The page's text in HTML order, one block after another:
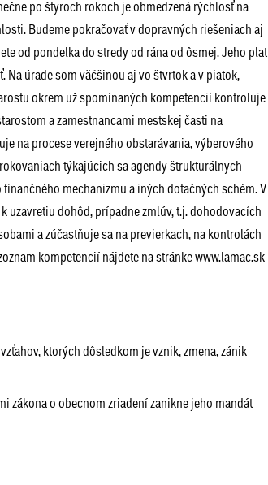
po štyroch rokoch je obmedzená rýchlosť na
Budeme pokračovať v dopravných riešeniach aj
od pondelka do stredy od rána od ôsmej. Jeho plat
úrade som väčšinou aj vo štvrtok a v piatok,
okrem už spomínaných kompetencií kontroluje
a zamestnancami mestskej časti na
na procese verejného obstarávania, výberového
týkajúcich sa agendy štrukturálnych
mechanizmu a iných dotačných schém. V
uzavretiu dohôd, prípadne zmlúv, t.j. dohodovacích
a zúčastňuje sa na previerkach, na kontrolách
kompetencií nájdete na stránke www.lamac.sk
ktorých dôsledkom je vznik, zmena, zánik
zákona o obecnom zriadení zanikne jeho mandát